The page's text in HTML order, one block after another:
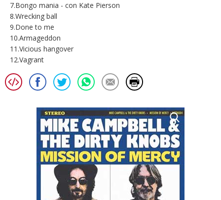
7.Bongo mania - con Kate Pierson
8.Wrecking ball
9.Done to me
10.Armageddon
11.Vicious hangover
12.Vagrant